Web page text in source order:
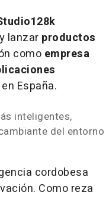
lanzar productos
como empresa
en España.
inteligentes,
del entorno
cordobesa
Como reza